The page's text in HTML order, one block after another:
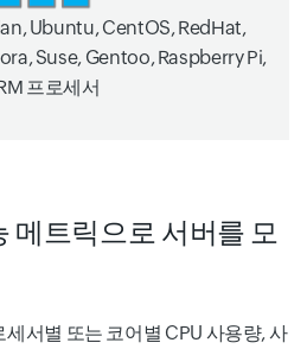
Ubuntu, CentOS, RedHat,
Suse, Gentoo, Raspberry Pi,
프로세서
메트릭으로 서버를 모
서별 또는 코어별 CPU 사용량, 사